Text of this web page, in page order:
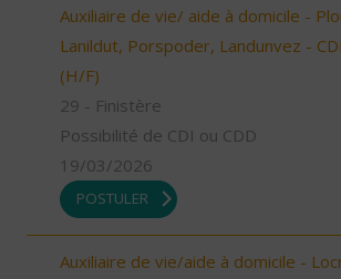
Auxiliaire de vie/ aide à domicile -
Lanildut, Porspoder, Landunvez -
(H/F)
29 - Finistère
Possibilité de CDI ou CDD
19/03/2026
POSTULER
Auxiliaire de vie/aide à domicile -